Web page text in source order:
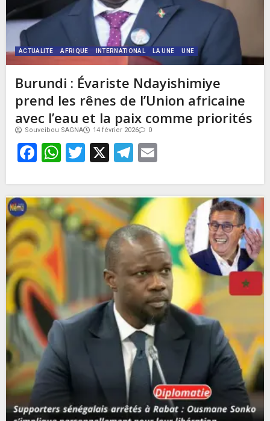
ACTUALITE AFRIQUE INTERNATIONAL LA UNE UNE
Burundi : Évariste Ndayishimiye
prend les rênes de l’Union africaine
avec l’eau et la paix comme priorités
Souveibou SAGNA 14 février 2026 0
Facebook
WhatsApp
Twitter
X Telegram